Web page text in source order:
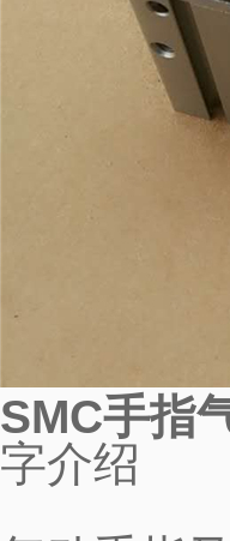
SMC手指
字介绍